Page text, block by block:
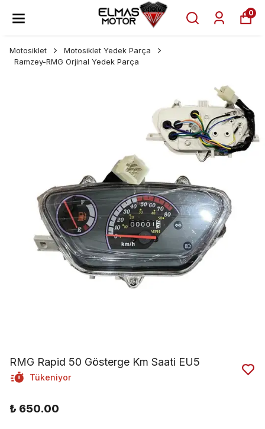
0
Motosiklet
Motosiklet Yedek Parça
Ramzey-RMG Orjinal Yedek Parça
RMG Rapid 50 Gösterge Km Saati EU5
Tükeniyor
₺ 650.00